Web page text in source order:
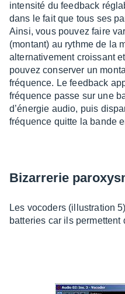
inten­sité du feed­back
dans le fait que tous ses
Ainsi, vous pouvez faire
(montant) au rythme de la
alter­na­ti­ve­ment crois­sant
pouvez conser­ver un
fréquence. Le feed­back
fréquence passe sur une
d’éner­gie audio, puis
fréquence quitte la bande
Bizar­re­rie
Les voco­ders (illus­tra­tion
batte­ries car ils permettent